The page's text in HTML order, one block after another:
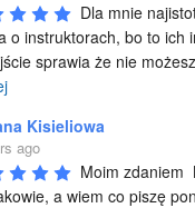
Dla mnie
o instruktorach, bo to ich
sprawia że nie
Kisieliowa
ago
Moim zdaniem
a wiem co piszę